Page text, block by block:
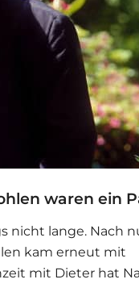
waren ein
nicht lange. Nach
kam erneut mit
mit Dieter hat